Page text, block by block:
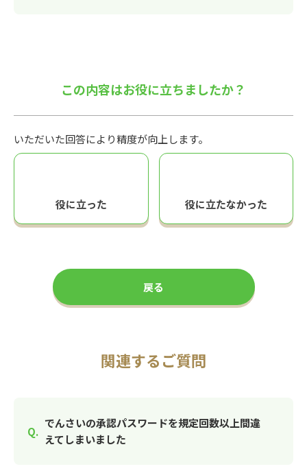
この内容はお役に立ちましたか？
いただいた回答により精度が向上します。
役に立った 役に立たなかった
戻る
関連するご質問
でんさいの承認パスワードを規定回数以上間違
えてしまいました